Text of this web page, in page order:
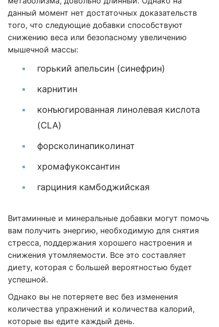
данный момент нет достаточных доказательств
того, что следующие добавки способствуют
снижению веса или безопасному увеличению
мышечной массы:
горький апельсин (синефрин)
карнитин
конъюгированная линолевая кислота
(CLA)
форсколинапиколинат
хромафукоксантин
гарциния камбоджийская
Витаминные и минеральные добавки могут помочь
вам получить энергию, необходимую для снятия
стресса, поддержания хорошего настроения и
снижения утомляемости. Все это составляет
диету, которая с большей вероятностью будет
успешной.
Однако вы не потеряете вес без изменения
количества упражнений и количества калорий,
которые вы едите каждый день.